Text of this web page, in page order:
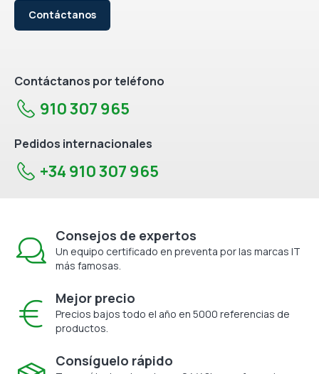
Contáctanos
Contáctanos por teléfono
910 307 965
Pedidos internacionales
+34 910 307 965
Consejos de expertos
Un equipo certificado en preventa por las marcas IT
más famosas.
Mejor precio
Precios bajos todo el año en 5000 referencias de
productos.
Consíguelo rápido